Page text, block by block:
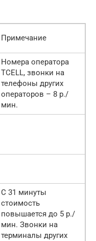
Примечание
Номера оператора
TCELL, звонки на
телефоны других
операторов – 8 р./
мин.
С 31 минуты
стоимость
повышается до 5 р./
мин. Звонки на
терминалы других